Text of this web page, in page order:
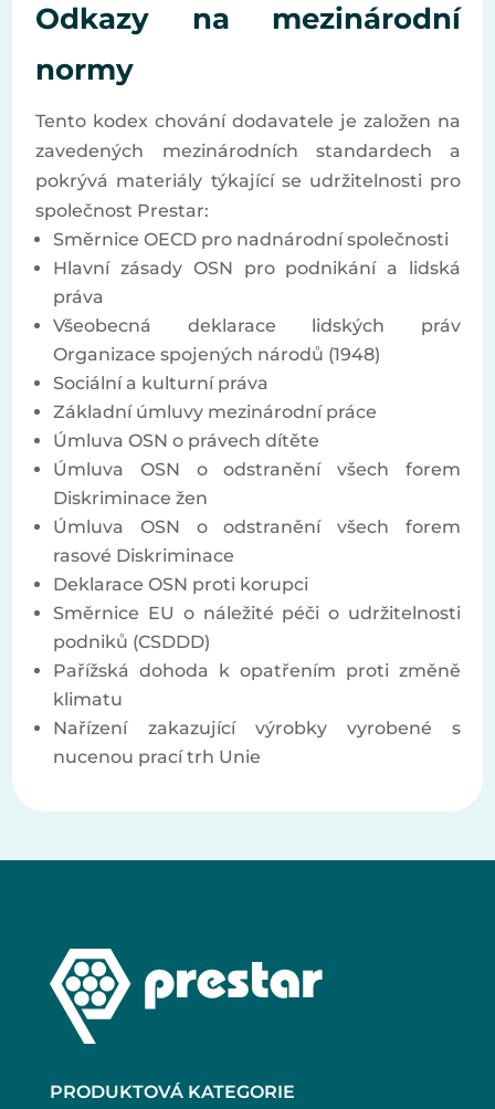
Odkazy na mezinárodní
normy
Tento kodex chování dodavatele je založen na
zavedených mezinárodních standardech a
pokrývá materiály týkající se udržitelnosti pro
společnost Prestar:
Směrnice OECD pro nadnárodní společnosti
Hlavní zásady OSN pro podnikání a lidská
práva
Všeobecná deklarace lidských práv
Organizace spojených národů (1948)
Sociální a kulturní práva
Základní úmluvy mezinárodní práce
Úmluva OSN o právech dítěte
Úmluva OSN o odstranění všech forem
Diskriminace žen
Úmluva OSN o odstranění všech forem
rasové Diskriminace
Deklarace OSN proti korupci
Směrnice EU o náležité péči o udržitelnosti
podniků (CSDDD)
Pařížská dohoda k opatřením proti změně
klimatu
Nařízení zakazující výrobky vyrobené s
nucenou prací trh Unie
PRODUKTOVÁ KATEGORIE